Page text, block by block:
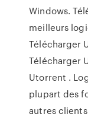
Windows.
meilleurs
Télécharger
Télécharger
Utorrent .
plupart des
autres